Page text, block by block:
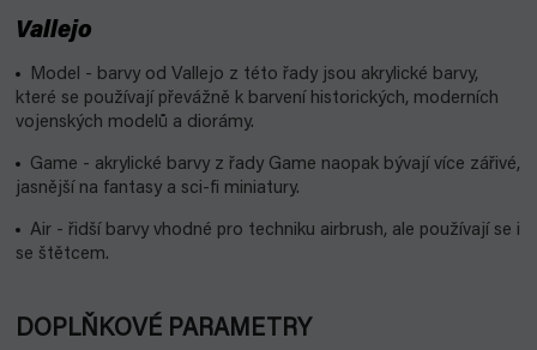
Vallejo
Model - barvy od Vallejo z této řady jsou akrylické barvy,
které se používají převážně k barvení historických, moderních
vojenských modelů a diorámy.
Game - akrylické barvy z řady Game naopak bývají více zářivé,
jasnější na fantasy a sci-fi miniatury.
Air - řidší barvy vhodné pro techniku airbrush, ale používají se i
se štětcem.
DOPLŇKOVÉ PARAMETRY